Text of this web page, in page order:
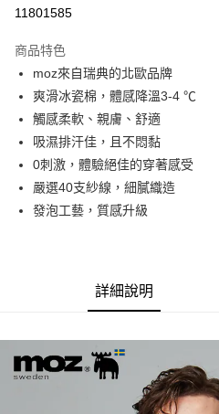
Google Pay
全盈+PAY
大哥付你分期
相關說明
【大哥付你分期使用說明】
1.本服務由台灣大哥大提供，台灣大哥
2.付款方式選擇「大哥付你分期」，訂
流程，驗證手機門號後，選擇欲分期的
消。如遇「轉專審核」未通過狀況，表
法說明評估內容。
2.透過簡訊連結打開帳單後，可選擇「
帳／街口支付／iPASS MONEY」等通路
AFTEE先享後付
相關說明
２．便利：只要手機號碼，簡訊認證，
３．安心：先確認商品／服務後，再付款
【「AFTEE先享後付」結帳流程】
１．於結帳方式選擇「AFTEE先享後付
結帳頁面，進行簡訊認證並確認金額後，
２．訂單成立數日內，您將收到繳費通知
３．收到繳費通知簡訊後14天內，點擊
付款後全家取貨
每筆NT$70，滿NT$899(含以上)免
付款後7-11取貨
每筆NT$70，滿NT$899(含以上)免
11801585
商品特色
moz來自瑞典的北歐品牌
爽滑冰瓷棉，體感降溫3-4 ℃
觸感柔軟、親膚、舒適
吸濕排汗佳，且不悶黏
0刺激，體驗絕佳的穿著感受
嚴選40支紗線，細膩織造
發泡工藝，質感升級
詳細說明